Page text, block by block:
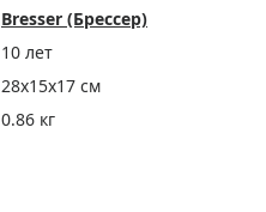
Bresser (Брессер)
10 лет
28x15x17 см
0.86 кг